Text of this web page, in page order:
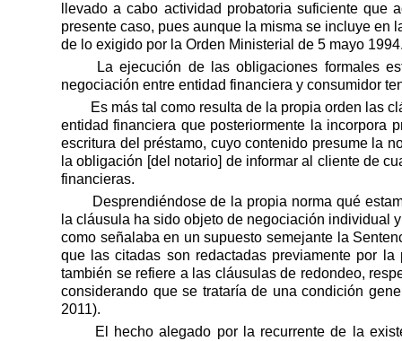
llevado a cabo actividad probatoria suficiente
presente caso, pues aunque la misma se incluye en
de lo exigido por la Orden Ministerial de 5 mayo
La ejecución de las obligaciones formales
negociación entre entidad financiera y consumidor
Es más tal como resulta de la propia orden las
entidad financiera que posteriormente la incorpora
escritura del préstamo, cuyo contenido presume la
la obligación [del notario] de informar al cliente de
financieras.
Desprendiéndose de la propia norma qué
la cláusula ha sido objeto de negociación individual
como señalaba en un supuesto semejante la
que las citadas son redactadas previamente por
también se refiere a las cláusulas de redondeo,
considerando que se trataría de una condición
2011).
El hecho alegado por la recurrente de la